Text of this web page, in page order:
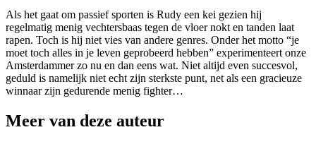
Als het gaat om passief sporten is Rudy een kei gezien hij
regelmatig menig vechtersbaas tegen de vloer nokt en tanden laat
rapen. Toch is hij niet vies van andere genres. Onder het motto “je
moet toch alles in je leven geprobeerd hebben” experimenteert onze
Amsterdammer zo nu en dan eens wat. Niet altijd even succesvol,
geduld is namelijk niet echt zijn sterkste punt, net als een gracieuze
winnaar zijn gedurende menig fighter…
Meer van deze auteur